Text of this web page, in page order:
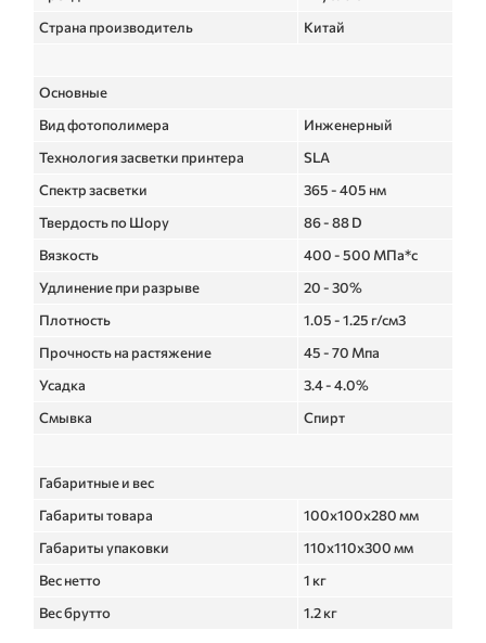
Страна производитель
Китай
Основные
Вид фотополимера
Инженерный
Технология засветки принтера
SLA
Спектр засветки
365 - 405 нм
Твердость по Шору
86 - 88 D
Вязкость
400 - 500 МПа*с
Удлинение при разрыве
20 - 30%
Плотность
1.05 - 1.25 г/см3
Прочность на растяжение
45 - 70 Мпа
Усадка
3.4 - 4.0%
Смывка
Спирт
Габаритные и вес
Габариты товара
100х100х280 мм
Габариты упаковки
110х110х300 мм
Вес нетто
1 кг
Вес брутто
1.2 кг